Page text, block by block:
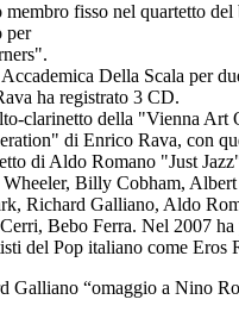
fisso nel quartetto del
per
Della Scala per
ha registrato 3 CD.
clarinetto della "Vienna
di Enrico Rava, con
di Aldo Romano "Just
Billy Cobham,
Richard Galliano, Aldo
Bebo Ferra. Nel 2007
del Pop italiano come Eros
Galliano “omaggio a Nino